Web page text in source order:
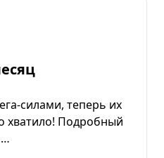
силами, теперь их
хватило! Подробный
…